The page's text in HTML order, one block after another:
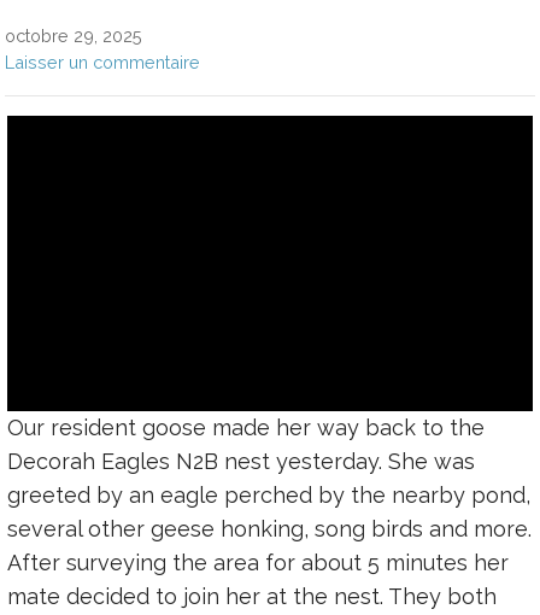
octobre 29, 2025
Laisser un commentaire
Our resident goose made her way back to the
Decorah Eagles N2B nest yesterday. She was
greeted by an eagle perched by the nearby pond,
several other geese honking, song birds and more.
After surveying the area for about 5 minutes her
mate decided to join her at the nest. They both